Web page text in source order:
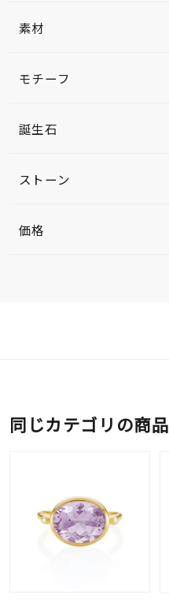
素材
モチーフ
誕生石
ストーン
価格
同じカテゴリの商品